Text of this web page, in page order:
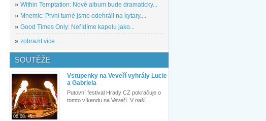
» Within Temptation: Nové album bude dramaticky...
» Mnemic: První turné jsme odehráli na kytary,...
» Good Times Only: Neřídíme kapelu jako...
» zobrazit více...
SOUTĚŽE
06.08.
Vstupenky na Veveří vyhrály Lucie
a Gabriela
Putovní festival Hrady CZ pokračuje o
tomto víkendu na Veveří. V naší...